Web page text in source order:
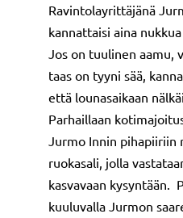
Ravintolayrittäjänä
kannattaisi aina
Jos on tuulinen aamu,
taas on tyyni sää,
että lounasaikaan
Parhaillaan
Jurmo Innin pihapiiriin
ruokasali, jolla
kasvavaan kysyntään.
kuuluvalla Jurmon